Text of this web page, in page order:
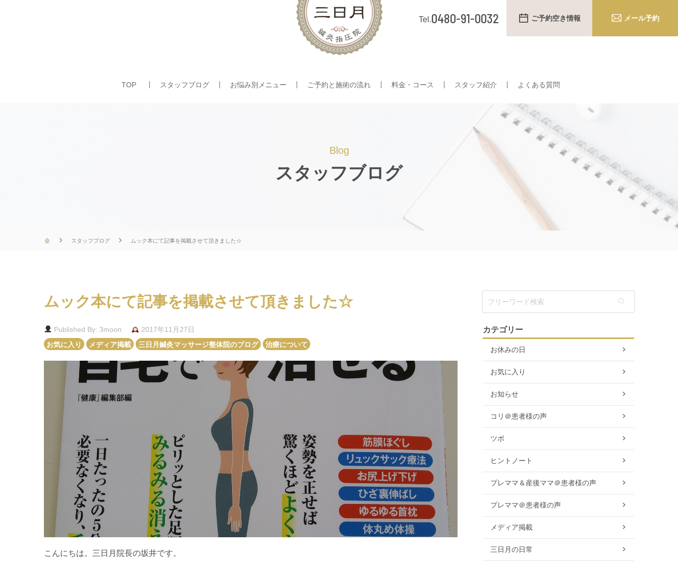
TOP スタッフブログ お悩み別メニュー ご予約と施術の流れ 料金・コース スタッフ紹介 よくある質問
0480-91-0032 ご予約空き情報 メール予約
Blog
スタッフブログ
スタッフブログ ムック本にて記事を掲載させて頂きました☆
ムック本にて記事を掲載させて頂きました☆
Published By: 3moon 2017年11月27日
お気に入り メディア掲載 三日月鍼灸マッサージ整体院のブログ 治療について
こんにちは。三日月院長の坂井です。
カテゴリー
お休みの日
お気に入り
お知らせ
コリ＠患者様の声
ツボ
ヒントノート
プレママ＆産後ママ＠患者様の声
プレママ＠患者様の声
メディア掲載
三日月の日常